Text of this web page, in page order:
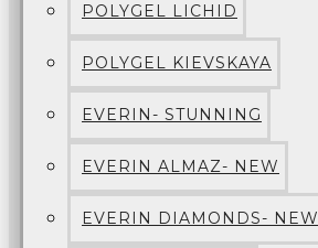
POLYGEL LICHID
POLYGEL KIEVSKAYA
EVERIN- STUNNING
EVERIN ALMAZ- NEW
EVERIN DIAMONDS- NEW